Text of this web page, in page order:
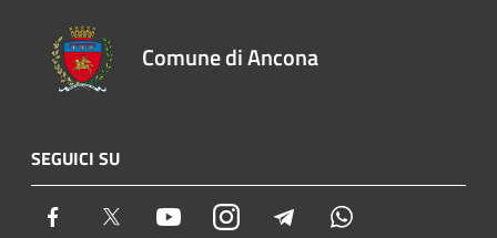
Comune di Ancona
SEGUICI SU
Facebook Twitter YoutubeInstagram Telegram